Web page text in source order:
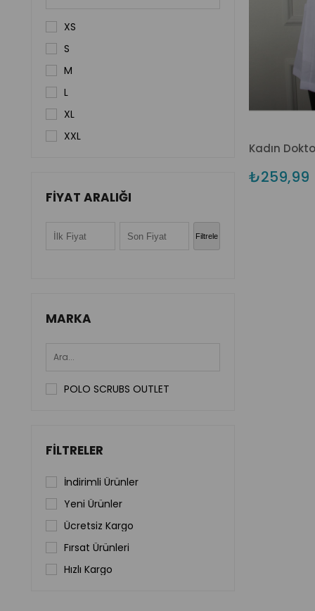
XS
S
M
L
XL
XXL
FIYAT ARALIĞI
Filtrele
MARKA
POLO SCRUBS OUTLET
FILTRELER
İndirimli Ürünler
Yeni Ürünler
Ücretsiz Kargo
Fırsat Ürünleri
Hızlı Kargo
₺259,99